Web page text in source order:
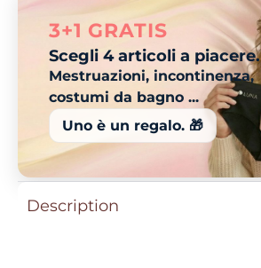
3+1 GRATIS
Scegli 4 articoli a piacere.
Mestruazioni, incontinenza,
costumi da bagno ...
Uno è un regalo. 🎁
Description